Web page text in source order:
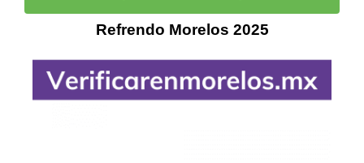
Refrendo Morelos 2025